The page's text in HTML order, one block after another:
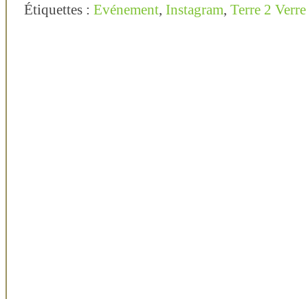
Étiquettes : Evénement, Instagram, Terre 2 Verre